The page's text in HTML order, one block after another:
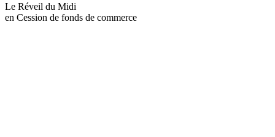
Le Réveil du Midi
en Cession de fonds de commerce